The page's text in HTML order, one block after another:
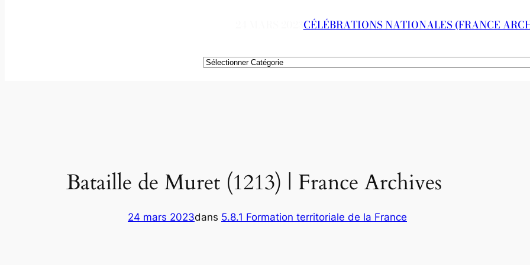
CÉLÉBRATIONS NATIONALES (FRANCE
Catégories
Bataille de Muret (1213) | France Archives
24 mars 2023dans 5.8.1 Formation territoriale de la France